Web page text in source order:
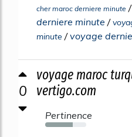
cher maroc derniere minute /
derniere minute /
minute /voyage
0
voyage maroc
vertigo.com
Pertinence
67%